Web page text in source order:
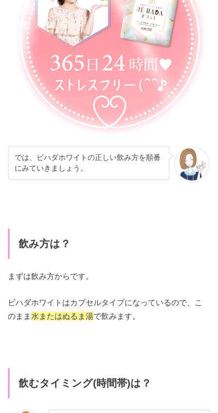
では、ビハダホワイトの正しい飲み方を順番
にみていきましょう。
飲み方は？
まずは飲み方からです。
ビハダホワイトはカプセルタイプになっているので、こ
のまま 水またはぬるま湯で飲みます。
飲むタイミング(時間帯)は？